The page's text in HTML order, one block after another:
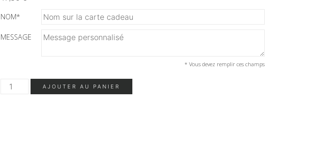
NOM*
MESSAGE
* Vous devez remplir ces champs
quantité
Épilation
AJOUTER AU PANIER